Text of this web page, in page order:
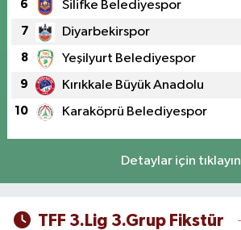
6 Silifke Belediyespor
7 Diyarbekirspor
8 Yeşilyurt Belediyespor
9 Kırıkkale Büyük Anadolu
10 Karaköprü Belediyespor
Detaylar için tıklayın
TFF 3.Lig 3.Grup Fikstür